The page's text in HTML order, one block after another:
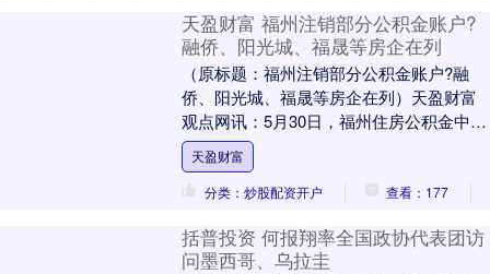
天盈财富 福州注销部分公积金账户?
融侨、阳光城、福晟等房企在列
（原标题：福州注销部分公积金账户?融
侨、阳光城、福晟等房企在列）天盈财富
观点网讯：5月30日，福州住房公积金中心
于日前发布公告，计划注销部分长期停缴
住房公积金....
天盈财富
分类：炒股配资开户
查看：177
括普投资 何报翔率全国政协代表团访
问墨西哥、乌拉圭